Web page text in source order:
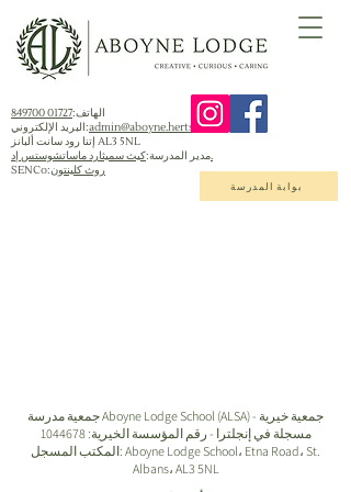
الهاتف:01727 849700
البريد الإلكتروني:admin@aboyne.herts.sch.uk
إتنا رود سانت ألبانز AL3 5NL
مدير المدرسة:كيث سميثارد ماساتشوستس إد.
SENCo:روث كلينتون
بوابة المدرسة
جمعية مدرسة Aboyne Lodge School (ALSA) - جمعية خيرية
مسجلة في إنجلترا - رقم المؤسسة الخيرية:1044678
المكتب المسجل: Aboyne Lodge School، Etna Road، St.
Albans، AL3 5NL